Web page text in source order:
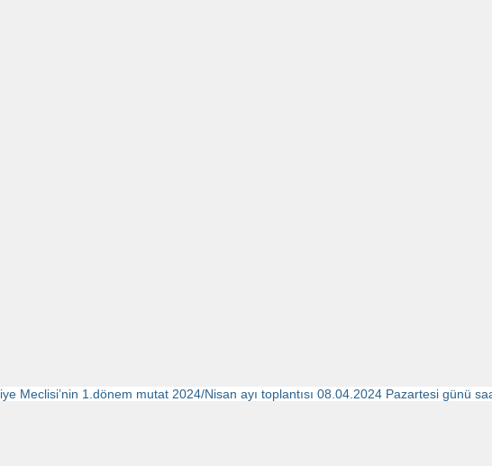
Meclisi’nin 1.dönem mutat 2024/Nisan ayı toplantısı 08.04.2024 Pazartesi günü